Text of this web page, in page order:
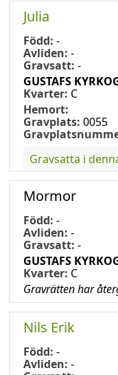
Julia
Född: -
Avliden: -
Gravsatt: -
GUSTAFS
Kvarter: C
Hemort:
Gravplats: 0055
Gravsatta i
Mormor
Född: -
Avliden: -
Gravsatt: -
GUSTAFS
Kvarter: C
Gravrätten har
Nils Erik
Född: -
Avliden: -